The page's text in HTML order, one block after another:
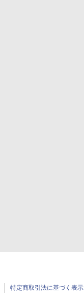
特定商取引法に基づく表示